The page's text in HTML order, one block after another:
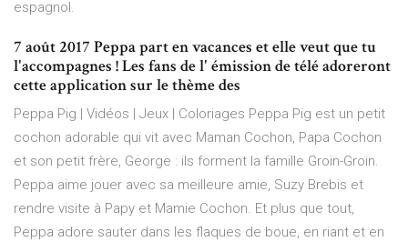
espagnol.
7 août 2017 Peppa part en vacances et elle veut que tu
l'accompagnes ! Les fans de l' émission de télé adoreront
cette application sur le thème des
Peppa Pig | Vidéos | Jeux | Coloriages Peppa Pig est un petit
cochon adorable qui vit avec Maman Cochon, Papa Cochon
et son petit frère, George : ils forment la famille Groin-Groin.
Peppa aime jouer avec sa meilleure amie, Suzy Brebis et
rendre visite à Papy et Mamie Cochon. Et plus que tout,
Peppa adore sauter dans les flaques de boue, en riant et en